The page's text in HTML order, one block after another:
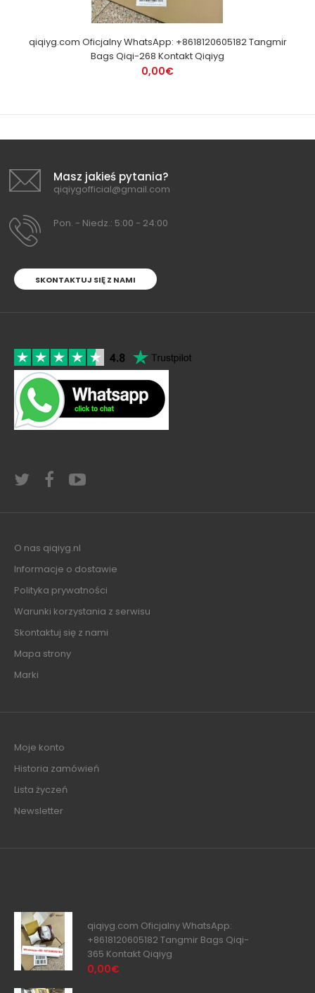
qiqiyg.com Oficjalny WhatsApp: +8618120605182 Tangmir
Bags Qiqi-268 Kontakt Qiqiyg
0,00€
Masz jakieś pytania?
qiqiygofficial@gmail.com
Pon. - Niedz.: 5:00 - 24:00
SKONTAKTUJ SIĘ Z NAMI
O nas qiqiyg.nl
Informacje o dostawie
Polityka prywatności
Warunki korzystania z serwisu
Skontaktuj się z nami
Mapa strony
Marki
Moje konto
Historia zamówień
Lista życzeń
Newsletter
qiqiyg.com Oficjalny WhatsApp:
+8618120605182 Tangmir Bags Qiqi-
365 Kontakt Qiqiyg
0,00€